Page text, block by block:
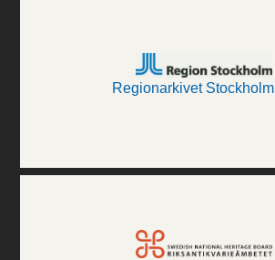
Regionarkivet Stockholm